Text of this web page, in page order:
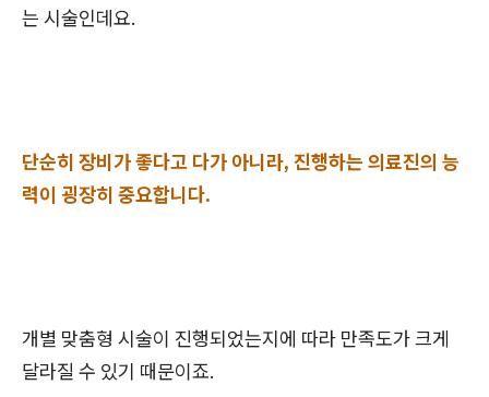
는 시술인데요.
단순히 장비가 좋다고 다가 아니라, 진행하는 의료진의 능
력이 굉장히 중요합니다.
개별 맞춤형 시술이 진행되었는지에 따라 만족도가 크게
달라질 수 있기 때문이죠.